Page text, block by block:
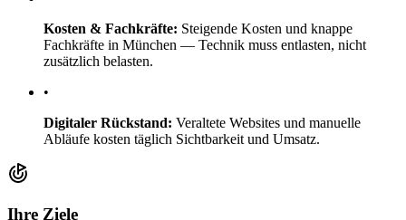
Kosten & Fachkräfte: Steigende Kosten und knappe
Fachkräfte in München — Technik muss entlasten, nicht
zusätzlich belasten.
•
Digitaler Rückstand: Veraltete Websites und manuelle
Abläufe kosten täglich Sichtbarkeit und Umsatz.
Ihre Ziele